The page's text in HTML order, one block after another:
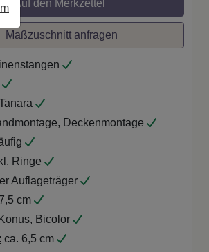
Auf den Merkzettel
Maßzuschnitt anfragen
Deckenmontage
Ringe
Auflageträger
7,5 cm
Konus, Bicolor
ca. 6,5 cm